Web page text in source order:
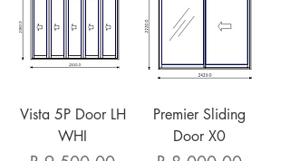
Vista 5P Door LH
WHI
Premier Sliding
Door X0